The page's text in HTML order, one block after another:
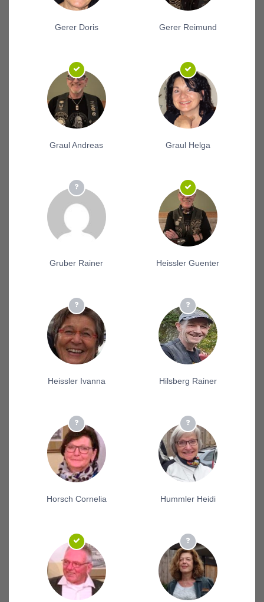
Gerer Doris Gerer Reimund
Graul Andreas Graul Helga
Gruber Rainer Heissler Guenter
Heissler Ivanna Hilsberg Rainer
Horsch Cornelia Hummler Heidi